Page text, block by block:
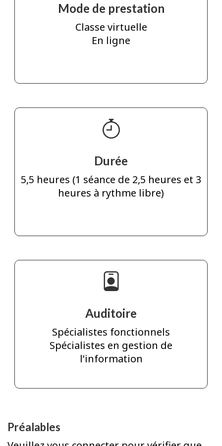
Mode de prestation
Classe virtuelle
En ligne
Durée
5,5 heures (1 séance de 2,5 heures et 3
heures à rythme libre)
Auditoire
Spécialistes fonctionnels
Spécialistes en gestion de
l’information
Préalables